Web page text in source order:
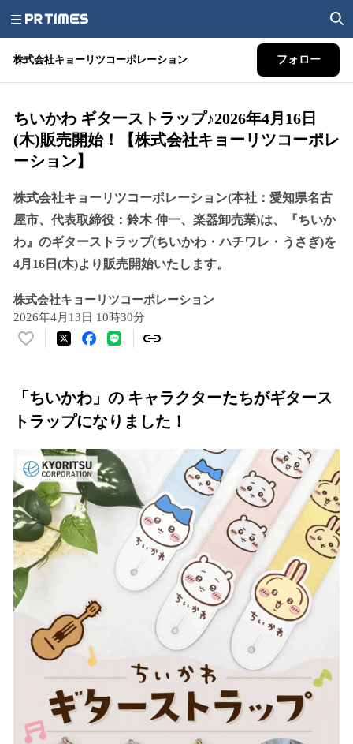
株式会社キョーリツコーポレーション フォロー
ちいかわ ギターストラップ♪2026年4月16日
(木)販売開始！【株式会社キョーリツコーポレ
ーション】
株式会社キョーリツコーポレーション(本社：愛知県名古
屋市、代表取締役：鈴木 伸一、楽器卸売業)は、『ちいか
わ』のギターストラップ(ちいかわ・ハチワレ・うさぎ)を
4月16日(木)より販売開始いたします。
株式会社キョーリツコーポレーション
2026年4月13日 10時30分
い
！
数
を
み
込
み
中
で
す
「ちいかわ」の キャラクターたちがギタース
トラップになりました！